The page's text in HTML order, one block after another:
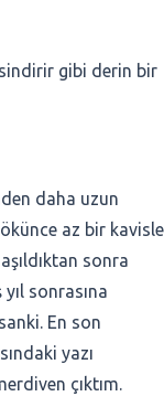
gibi derin bir
daha uzun
az bir kavisle
sonra
sonrasına
En son
yazı
çıktım.